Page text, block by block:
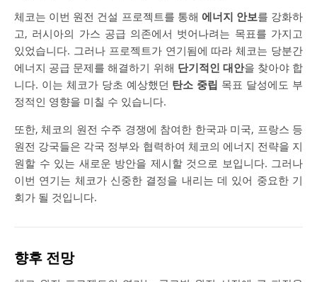
체코는 이번 원전 건설 프로젝트를 통해 에너지 안보를 강화하
고, 러시아의 가스 공급 의존에서 벗어나려는 목표를 가지고
있었습니다. 그러나 프로젝트가 연기됨에 따라 체코는 당분간
에너지 공급 문제를 해결하기 위해 단기적인 대안을 찾아야 합
니다. 이는 체코가 당초 예상했던 탄소 중립 목표 달성에도 부
정적인 영향을 미칠 수 있습니다.
또한, 체코의 원전 수주 경쟁에 참여한 한국과 미국, 프랑스 등
원전 강국들은 각국 정부와 협력하여 체코의 에너지 전략을 지
원할 수 있는 새로운 방안을 제시할 것으로 보입니다. 그러나
이번 연기는 체코가 신중한 결정을 내리는 데 있어 중요한 기
회가 될 것입니다.
향후 전망